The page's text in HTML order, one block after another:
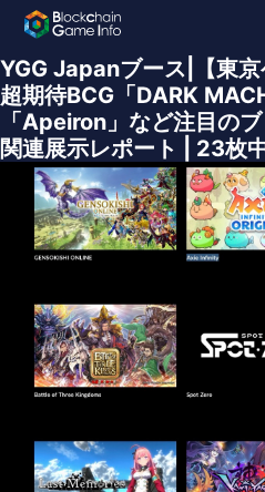
YGG Japanブース|【東
超期待BCG「DARK
「Apeiron」など注目の
関連展示レポート | 23枚